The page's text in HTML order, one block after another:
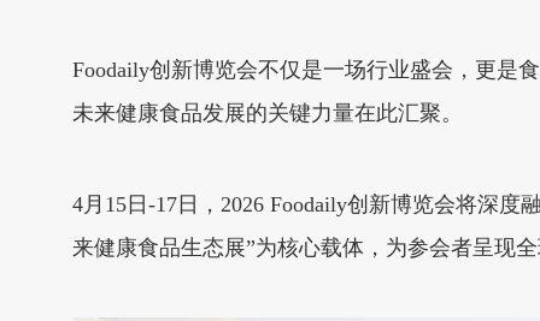
Foodaily创新博览会不仅是一场行业盛会，更是
未来健康食品发展的关键力量在此汇聚。
4月15日-17日，2026 Foodaily创新博览会将深
来健康食品生态展”为核心载体，为参会者呈现